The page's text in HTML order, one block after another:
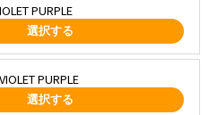
PURPLE
選択する
PURPLE
選択する